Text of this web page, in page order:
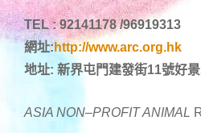
TEL : 92141178 /96919313
網址:http://www.arc.org.hk
地址: 新界屯門建發街11號好
ASIA NON–PROFIT ANIMAL